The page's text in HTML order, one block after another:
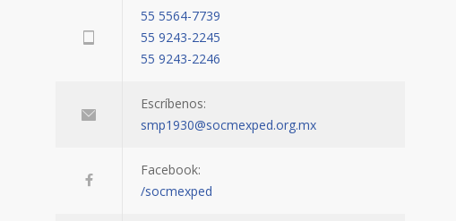
55 5564-7739
55 9243-2245
55 9243-2246
Escríbenos:
smp1930@socmexped.org.mx
Facebook:
/socmexped